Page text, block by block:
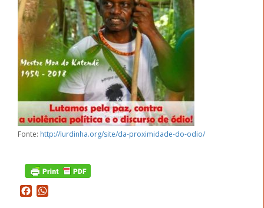
Fonte: http://lurdinha.org/site/da-proximidade-do-odio/
Facebook